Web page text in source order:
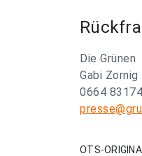
Die Grünen
Gabi Zornig
0664
OTS-